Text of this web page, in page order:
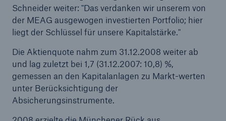
Schneider weiter: "Das verdanken wir unserem von
der MEAG ausgewogen investierten Portfolio; hier
liegt der Schlüssel für unsere Kapitalstärke."
Die Aktienquote nahm zum 31.12.2008 weiter ab
und lag zuletzt bei 1,7 (31.12.2007: 10,8) %,
gemessen an den Kapitalanlagen zu Markt-werten
unter Berücksichtigung der
Absicherungsinstrumente.